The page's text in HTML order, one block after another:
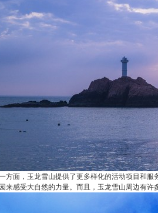
方面，玉龙雪山提供了更多样化的活动项目和服
来感受大自然的力量。而且，玉龙雪山周边有许